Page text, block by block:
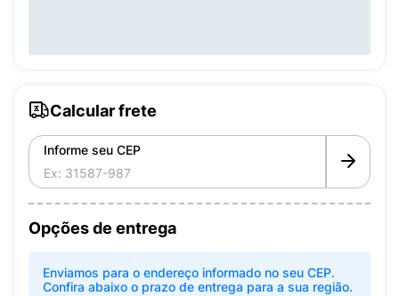
Calcular frete
Informe seu CEP
Opções de entrega
Enviamos para o endereço informado no seu CEP.
Confira abaixo o prazo de entrega para a sua região.